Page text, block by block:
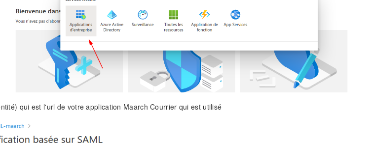
qui est l'url de votre application Maarch Courrier qui est utilisé